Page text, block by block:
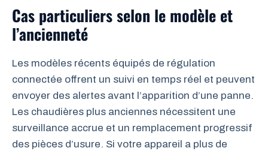
Cas particuliers selon le modèle et
l’ancienneté
Les modèles récents équipés de régulation
connectée offrent un suivi en temps réel et peuvent
envoyer des alertes avant l’apparition d’une panne.
Les chaudières plus anciennes nécessitent une
surveillance accrue et un remplacement progressif
des pièces d’usure. Si votre appareil a plus de